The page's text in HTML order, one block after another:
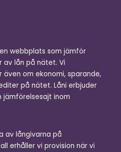
webbplats som jämför
av lån på nätet. Vi
även om ekonomi, sparande,
på nätet. Låni erbjuder
jämförelsesajt inom
av långivarna på
erhåller vi provision när vi